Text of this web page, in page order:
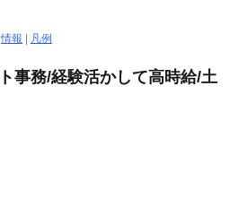
情報 | 凡例
事務/経験活かして高時給/土